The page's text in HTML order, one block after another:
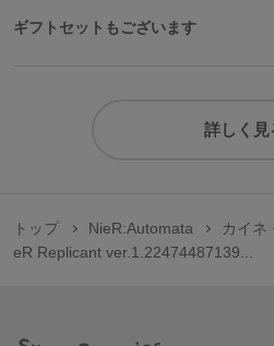
ギフトセットもございます
詳しく見
トップ NieR:Automata
カイネ
eR Replicant ver.1.22474487139...